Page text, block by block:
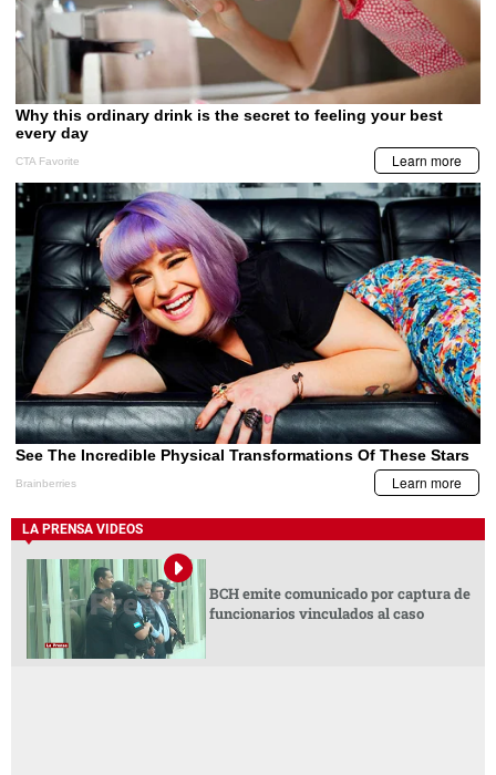
LA PRENSA VIDEOS
BCH emite comunicado por captura de
funcionarios vinculados al caso